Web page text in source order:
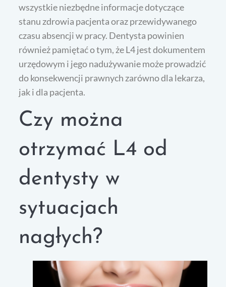
wszystkie niezbędne informacje dotyczące
stanu zdrowia pacjenta oraz przewidywanego
czasu absencji w pracy. Dentysta powinien
również pamiętać o tym, że L4 jest dokumentem
urzędowym i jego nadużywanie może prowadzić
do konsekwencji prawnych zarówno dla lekarza,
jak i dla pacjenta.
Czy można
otrzymać L4 od
dentysty w
sytuacjach
nagłych?